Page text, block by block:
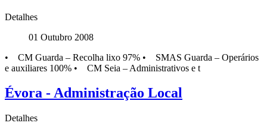
Detalhes
01 Outubro 2008
• CM Guarda – Recolha lixo 97% • SMAS Guarda – Operários
e auxiliares 100% • CM Seia – Administrativos e t
Évora - Administração Local
Detalhes